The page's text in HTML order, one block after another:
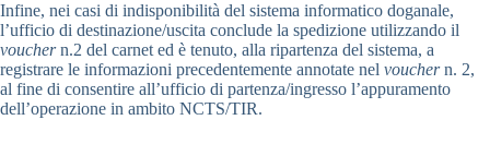
Infine, nei casi di indisponibilità del sistema informatico doganale,
l’ufficio di destinazione/uscita conclude la spedizione utilizzando il
vouchern.2 del carnet ed è tenuto, alla ripartenza del sistema, a
registrare le informazioni precedentemente annotate nel vouchern. 2,
al fine di consentire all’ufficio di partenza/ingresso l’appuramento
dell’operazione in ambito NCTS/TIR.